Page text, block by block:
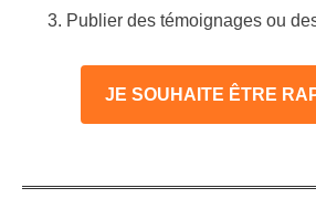
Publier des témoignages ou
JE SOUHAITE ÊTRE